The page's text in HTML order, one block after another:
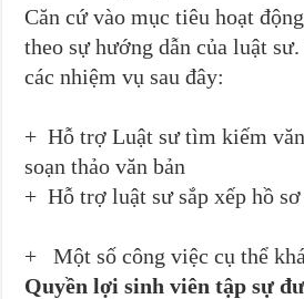
Căn cứ vào mục tiêu hoạt
theo sự hướng dẫn của luật
các nhiệm vụ sau đây:
+ Hỗ trợ Luật sư tìm kiếm
soạn thảo văn bản
+ Hỗ trợ luật sư sắp xếp hồ
+ Một số công việc cụ thể
Quyền lợi sinh viên tập sự